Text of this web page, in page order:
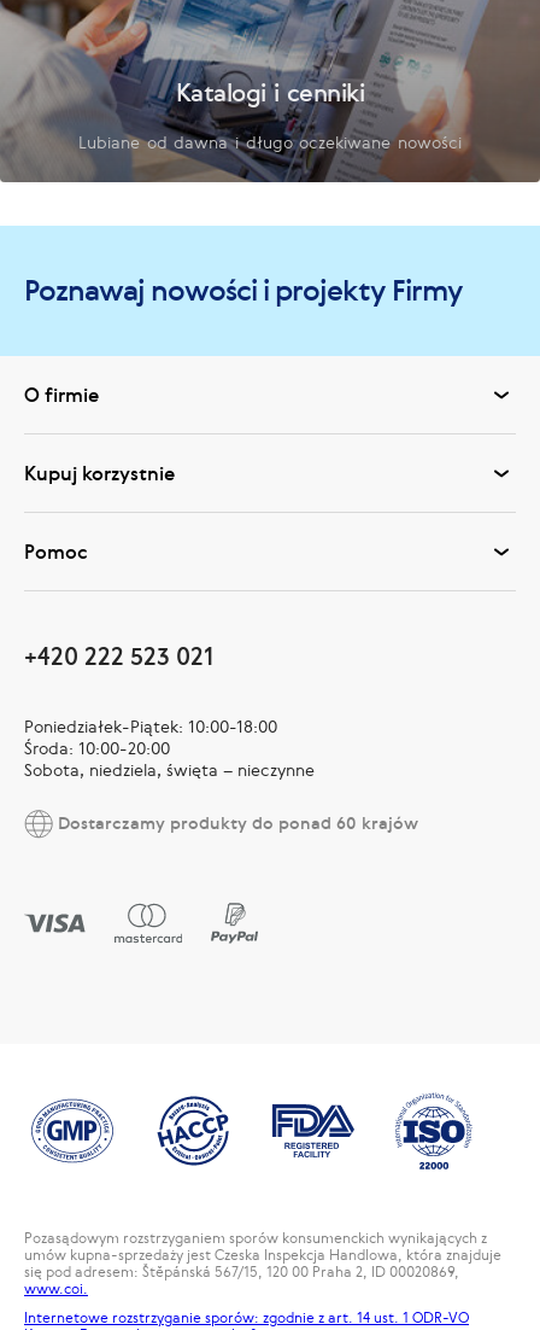
Katalogi i cenniki
Lubiane od dawna i długo oczekiwane nowości
Poznawaj nowości i projekty Firmy
O firmie
Kupuj korzystnie
Pomoc
+420 222 523 021
Poniedziałek-Piątek: 10:00-18:00
Środa: 10:00-20:00
Sobota, niedziela, święta – nieczynne
Dostarczamy produkty do ponad 60 krajów
Pozasądowym rozstrzyganiem sporów konsumenckich wynikających z
umów kupna-sprzedaży jest Czeska Inspekcja Handlowa, która znajduje
się pod adresem: Štěpánská 567/15, 120 00 Praha 2, ID 00020869,
www.coi.
Internetowe rozstrzyganie sporów: zgodnie z art. 14 ust. 1 ODR-VO